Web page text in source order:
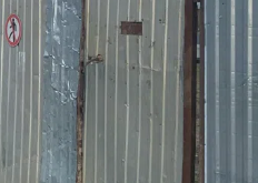
25 листопада 2025 0